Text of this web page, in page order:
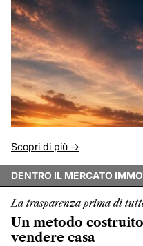
Scopri di più ->
DENTRO IL MERCATO
La trasparenza prima di
Un metodo
vendere casa